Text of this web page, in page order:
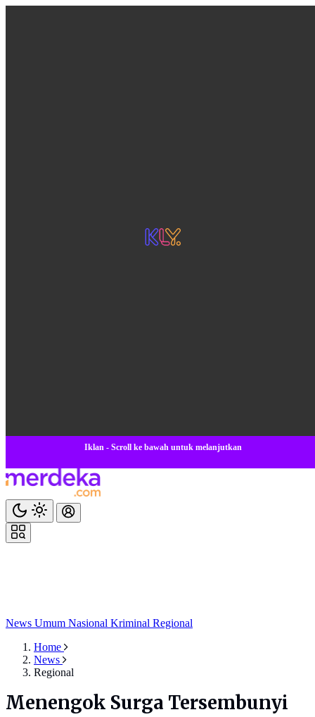
Iklan - Scroll ke bawah untuk melanjutkan
News Umum Nasional Kriminal Regional
Home
News
Regional
Menengok Surga Tersembunyi